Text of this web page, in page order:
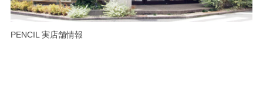
PENCIL 実店舗情報